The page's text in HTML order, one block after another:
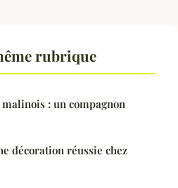
rubrique
: un compagnon
décoration réussie chez